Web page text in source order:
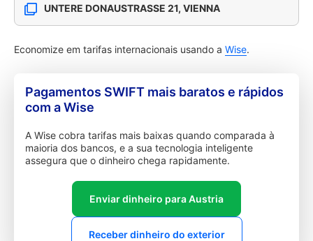
UNTERE DONAUSTRASSE 21, VIENNA
Economize em tarifas internacionais usando a Wise.
Pagamentos SWIFT mais baratos e rápidos
com a Wise
A Wise cobra tarifas mais baixas quando comparada à
maioria dos bancos, e a sua tecnologia inteligente
assegura que o dinheiro chega rapidamente.
Enviar dinheiro para Austria
Receber dinheiro do exterior